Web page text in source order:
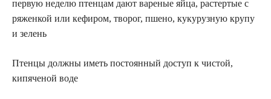
первую неделю птенцам дают вареные яйца, растертые с
ряженкой или кефиром, творог, пшено, кукурузную крупу
и зелень
Птенцы должны иметь постоянный доступ к чистой,
кипяченой воде